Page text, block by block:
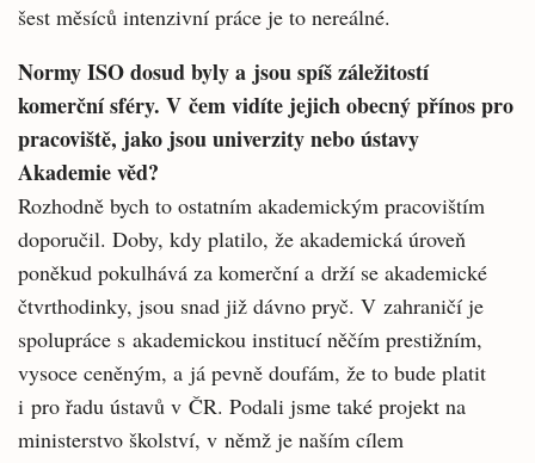
šest měsíců intenzivní práce je to nereálné.
Normy ISO dosud byly a jsou spíš záležitostí
komerční sféry. V čem vidíte jejich obecný přínos pro
pracoviště, jako jsou univerzity nebo ústavy
Akademie věd?
Rozhodně bych to ostatním akademickým pracovištím
doporučil. Doby, kdy platilo, že akademická úroveň
poněkud pokulhává za komerční a drží se akademické
čtvrthodinky, jsou snad již dávno pryč. V zahraničí je
spolupráce s akademickou institucí něčím prestižním,
vysoce ceněným, a já pevně doufám, že to bude platit
i pro řadu ústavů v ČR. Podali jsme také projekt na
ministerstvo školství, v němž je naším cílem